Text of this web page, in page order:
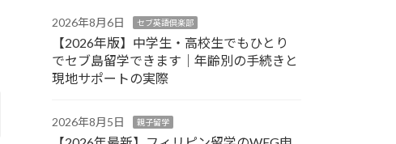
2026年8月6日 セブ英語倶楽部
【2026年版】中学生・高校生でもひとり
でセブ島留学できます｜年齢別の手続きと
現地サポートの実際
2026年8月5日 親子留学